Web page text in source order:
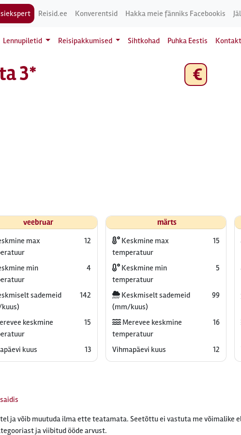
Reisid.ee Konverentsid Hakka meie fänniks Facebookis
Lennupiletid Reisipakkumised Sihtkohad Puhka Eestis Kontakt
3* €
veebruar
max
12
min
4
sademeid
142
keskmine
15
kuus 13
märts
Keskmine max
temperatuur
15
Keskmine min
temperatuur
5
Keskmiselt sademeid
(mm/kuus)
99
Merevee keskmine
temperatuur
16
Vihmapäevi kuus 12
ja võib muutuda ilma ette teatamata. Seetõttu ei vastuta me võimalike
ja viibitud ööde arvust.